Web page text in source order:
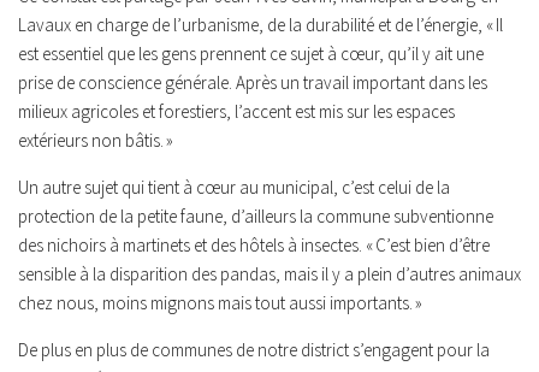
Lavaux en charge de l’urbanisme, de la durabilité et de l’énergie, « Il
est essentiel que les gens prennent ce sujet à cœur, qu’il y ait une
prise de conscience générale. Après un travail important dans les
milieux agricoles et forestiers, l’accent est mis sur les espaces
extérieurs non bâtis. »
Un autre sujet qui tient à cœur au municipal, c’est celui de la
protection de la petite faune, d’ailleurs la commune subventionne
des nichoirs à martinets et des hôtels à insectes. «C’est bien d’être
sensible à la disparition des pandas, mais il y a plein d’autres animaux
chez nous, moins mignons mais tout aussi importants. »
De plus en plus de communes de notre district s’engagent pour la